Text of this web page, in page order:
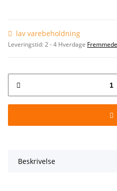
lav varebeholdning
Leveringstid:2 - 4 Hverdage
Beskrivelse